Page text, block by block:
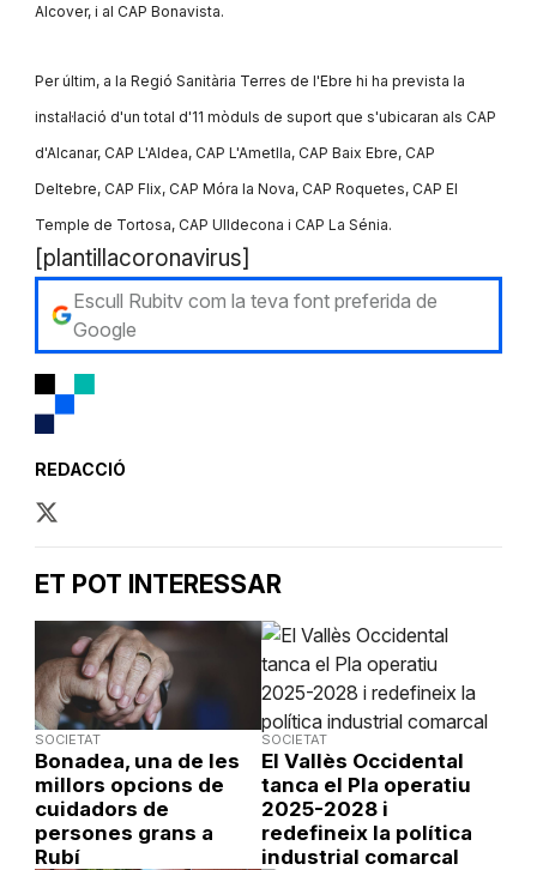
Alcover, i al CAP Bonavista.
Per últim, a la Regió Sanitària Terres de l'Ebre hi ha prevista la
instal·lació d'un total d'11 mòduls de suport que s'ubicaran als CAP
d'Alcanar, CAP L'Aldea, CAP L'Ametlla, CAP Baix Ebre, CAP
Deltebre, CAP Flix, CAP Móra la Nova, CAP Roquetes, CAP El
Temple de Tortosa, CAP Ulldecona i CAP La Sénia.
[plantillacoronavirus]
Escull Rubitv com la teva font preferida de
Google
REDACCIÓ
ET POT INTERESSAR
SOCIETAT
Bonadea, una de les
millors opcions de
cuidadors de
persones grans a
Rubí
SOCIETAT
El Vallès Occidental
tanca el Pla operatiu
2025-2028 i
redefineix la política
industrial comarcal